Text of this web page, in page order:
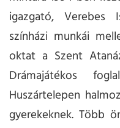
igazgató, Verebes
színházi munkái
oktat a Szent
Drámajátékos
Huszártelepen
gyerekeknek. Több